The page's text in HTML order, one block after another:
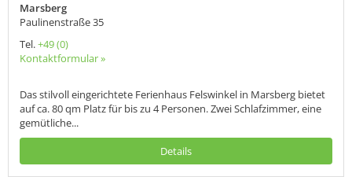
Marsberg
Paulinenstraße 35
Tel.+49 (0)
Kontaktformular »
Das stilvoll eingerichtete Ferienhaus Felswinkel in Marsberg bietet
auf ca. 80 qm Platz für bis zu 4 Personen. Zwei Schlafzimmer, eine
gemütliche...
Details